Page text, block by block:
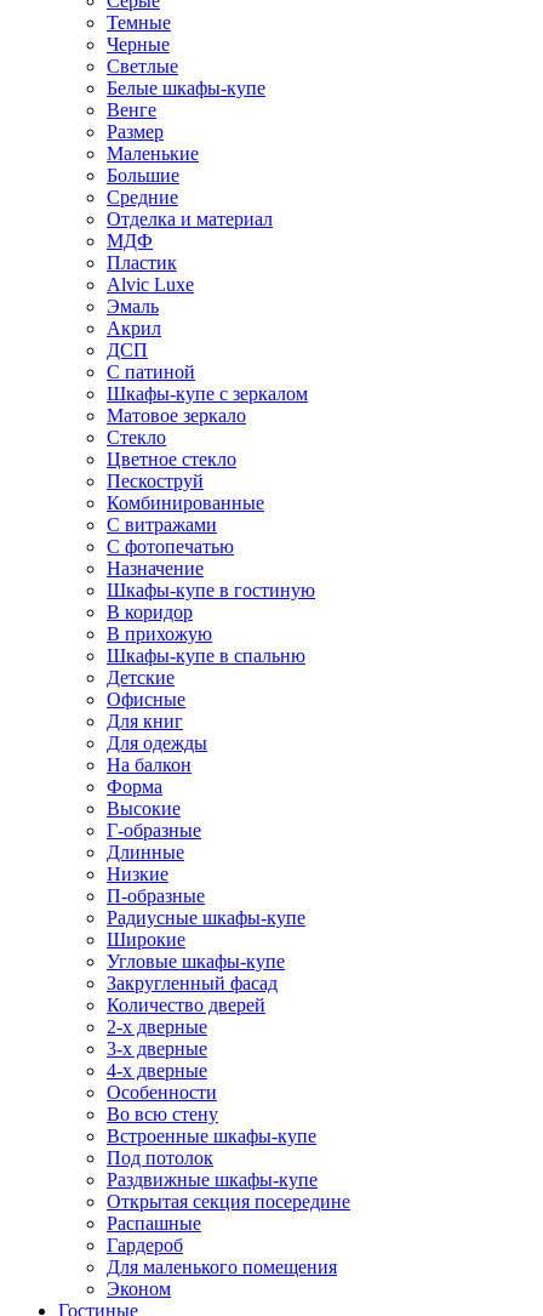
Темные
Черные
Светлые
Белые шкафы-купе
Венге
Размер
Маленькие
Большие
Средние
Отделка и материал
МДФ
Пластик
Alvic Luxe
Эмаль
Акрил
ДСП
С патиной
Шкафы-купе с зеркалом
Матовое зеркало
Стекло
Цветное стекло
Пескоструй
Комбинированные
С витражами
С фотопечатью
Назначение
Шкафы-купе в гостиную
В коридор
В прихожую
Шкафы-купе в спальню
Детские
Офисные
Для книг
Для одежды
На балкон
Форма
Высокие
Г-образные
Длинные
Низкие
П-образные
Радиусные шкафы-купе
Широкие
Угловые шкафы-купе
Закругленный фасад
Количество дверей
2-х дверные
3-х дверные
4-х дверные
Особенности
Во всю стену
Встроенные шкафы-купе
Под потолок
Раздвижные шкафы-купе
Открытая секция посередине
Распашные
Гардероб
Для маленького помещения
Эконом
Гостиные